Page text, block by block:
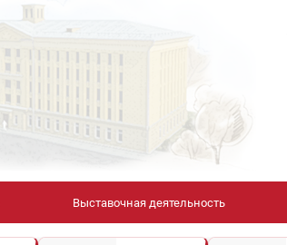
Выставочная деятельность